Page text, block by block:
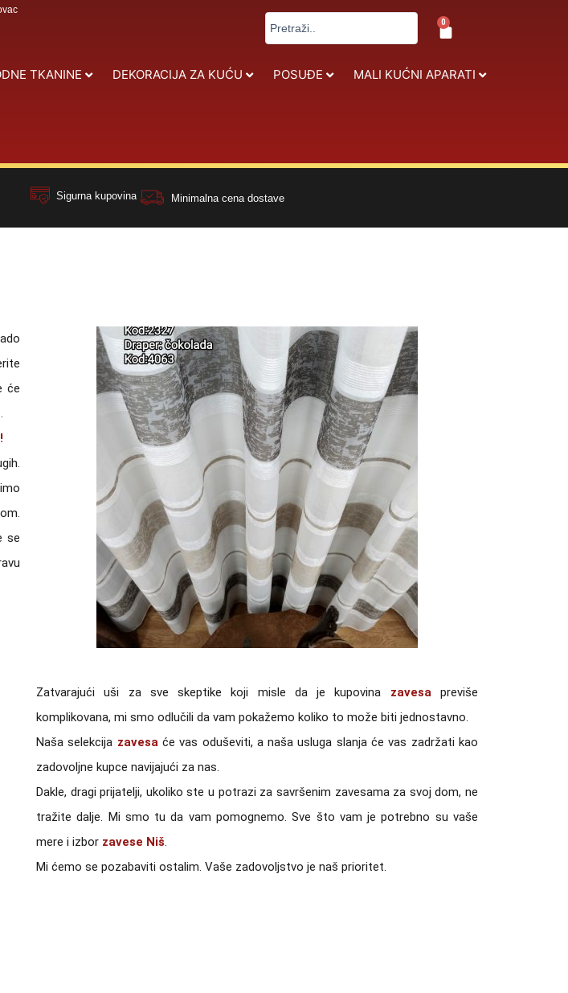
Search
...
0
Cart
TKANINE DEKORACIJA ZA KUĆU POSUĐE
MALI KUĆNI APARATI
Sigurna kupovina Minimalna cena dostave
će
se
Zatvarajući uši za sve skeptike koji misle da je kupovina zavesapreviše
komplikovana, mi smo odlučili da vam pokažemo koliko to može biti jednostavno.
Naša selekcija zavesaće vas oduševiti, a naša usluga slanja će vas zadržati kao
zadovoljne kupce navijajući za nas.
Dakle, dragi prijatelji, ukoliko ste u potrazi za savršenim zavesama za svoj dom, ne
tražite dalje. Mi smo tu da vam pomognemo. Sve što vam je potrebno su vaše
mere i izbor zavese Niš.
Mi ćemo se pozabaviti ostalim. Vaše zadovoljstvo je naš prioritet.